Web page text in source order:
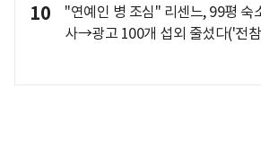
10
"연예인 병 조심" 리센느, 99평 숙
사→광고 100개 섭외 줄섰다('전